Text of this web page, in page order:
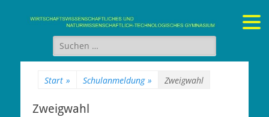
Gymnasium Stein
wirtschaftswissenschaftliches und naturwissenschaftlich-
technologisches Gymnasium
Suchen
nach:
Start » Schulanmeldung » Zweigwahl
Zweigwahl